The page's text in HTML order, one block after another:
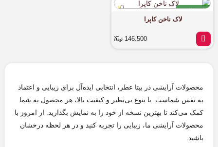
اورجینال
آماده ارسال
0
لاک ناخن کاپرا
146.500
محصولات آرایشی در بیتا عطر، انتخابی ایده‌آل برای زیبایی و اعتماد
به نفس شماست. با تنوع بی‌نظیر و کیفیت بالا، هر محصول به شما
کمک می‌کند تا بهترین نسخه از خود را به نمایش بگذارید. از امروز با
محصولات آرایشی ما، زیبایی را تجربه کنید و در هر لحظه درخشان
باشید.